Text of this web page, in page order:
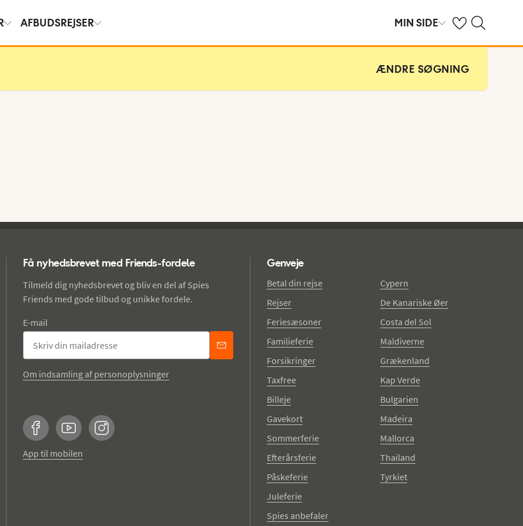
AFBUDSREJSER MIN SIDE Se dine gemte
Søg på spies.dk
ÆNDRE SØGNING
Få nyhedsbrevet med Friends-fordele
Tilmeld dig nyhedsbrevet og bliv en del af Spies
Friends med gode tilbud og unikke fordele.
E-mail
Om indsamling af personoplysninger
FacebookYouTubeInstagram
App til mobilen
Genveje
Betal din rejse
Rejser
Feriesæsoner
Familieferie
Forsikringer
Taxfree
Billeje
Gavekort
Sommerferie
Efterårsferie
Påskeferie
Juleferie
Spies anbefaler
Cypern
De Kanariske Øer
Costa del Sol
Maldiverne
Grækenland
Kap Verde
Bulgarien
Madeira
Mallorca
Thailand
Tyrkiet